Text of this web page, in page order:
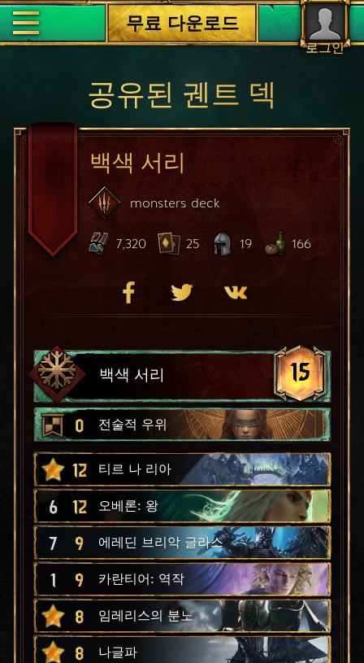
로그인
무료 다운로드
공유된 궨트 덱
백색 서리
monsters deck
7,320 25 19 166
백색 서리 15
0 전술적 우위
12 티르 나 리아
6 12 오베론: 왕
7 9 에레딘 브리악 글라스
1 9 카란티어: 역작
8 임레리스의 분노
8 나글파